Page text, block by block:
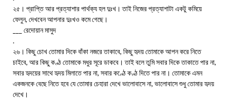
২৫। প্রাপ্তি আর প্রত্যাশার পার্থক্য হল দুঃখ। তাই নিজের প্রত্যাশাটা একটু কমিয়ে
ফেলুন, দেখবেন আপনার দুঃখও কমে গেছে।
___ রেদোয়ান মাসুদ
.
২৬। কিছু চোখ তোমার দিকে বাঁকা নজরে তাকাবে, কিছু হৃদয় তোমাকে আপন করে নিতে
চাইবে, আর কিছু কণ্ঠ তোমাকে মধুর সূরে ডাকবে। তাই বলে তুমি সবার দিকে তাকাতে পার না,
সবার হৃদয়ের সাথে হৃদয় মিলাতে পার না, সবার কণ্ঠে কণ্ঠ দিতে পার না। তোমাকে এমন
একজনকে বেছে নিতে হবে যে তোমার চেহারা দেখে ভালোবাসে না, ভালোবাসে শুধু তোমার হৃদয়
দেখে।